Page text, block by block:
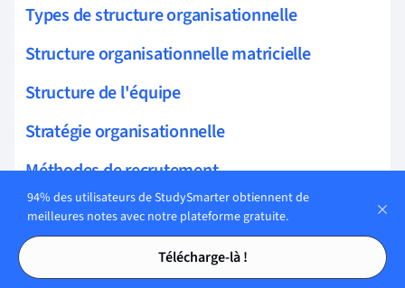
Tables des matières
Tables des matières
Types de structure organisationnelle
Structure organisationnelle matricielle
Structure de l'équipe
Stratégie organisationnelle
Méthodes de recrutement
Méthodes de formation
Évaluation de la performance
94% des utilisateurs de StudySmarter obtiennent de
meilleures notes avec notre plateforme gratuite.
Télécharge-là !